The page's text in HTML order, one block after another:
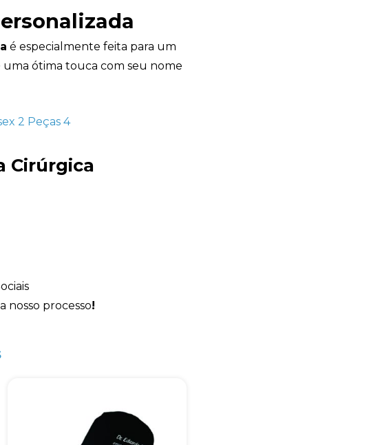
é especialmente feita para um
ótima touca com seu nome
Cirúrgica
nosso processo!
A nossa empresa está comprometida a proteger e respeitar sua
privacidade, utilizaremos seus dados apenas para fins de